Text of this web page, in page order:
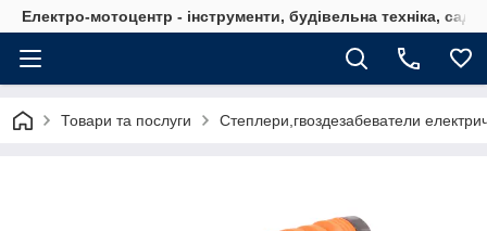
Електро-мотоцентр - інструменти, будівельна техніка,
Товари та послуги Степлери,гвоздезабеватели